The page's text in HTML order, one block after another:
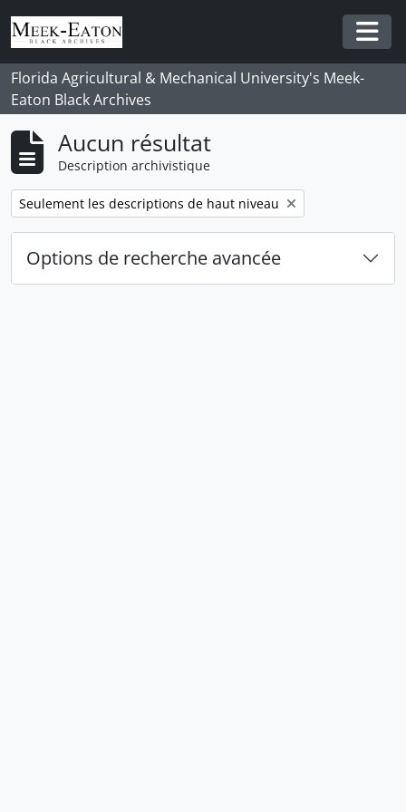
Skip to main content
Florida Agricultural & Mechanical University's Meek-
Eaton Black Archives
Aucun résultat
Description archivistique
Remove filter:
Seulement les descriptions de haut niveau
Options de recherche avancée